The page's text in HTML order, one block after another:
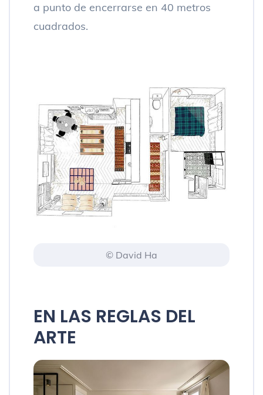
a punto de encerrarse en 40 metros
cuadrados.
© David Ha
EN LAS REGLAS DEL
ARTE